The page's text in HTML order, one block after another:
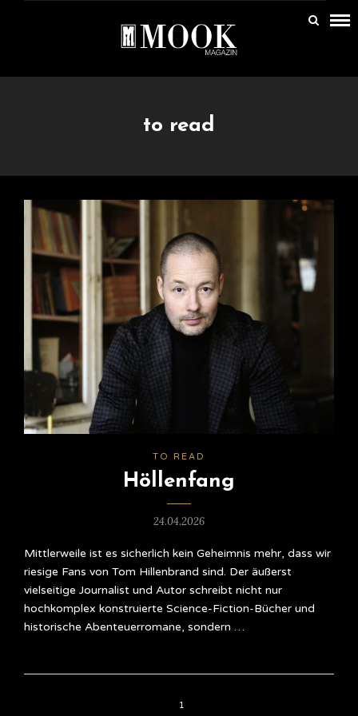
to read
TO READ
Höllenfang
24.04.2026
Mittlerweile ist es sicherlich kein Geheimnis mehr, dass wir
riesige Fans von Tom Hillenbrand sind. Der äußerst
vielseitige Journalist und Autor schreibt nicht nur
hochkomplex konstruierte Science-Fiction-Bücher und
historische Abenteuerromane, sondern …
1